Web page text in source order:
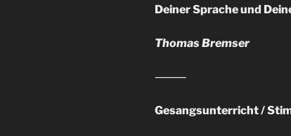
Deiner Sprache und
Thomas Bremser
⸻
Gesangsunterricht /